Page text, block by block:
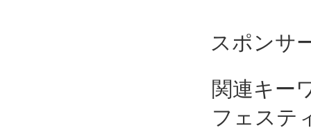
スポンサ
関連キー
フェステ